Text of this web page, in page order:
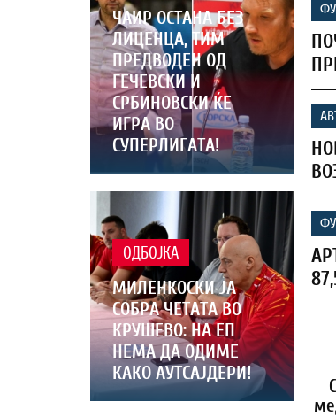
ЧАИР ОСТАНА БЕЗ
ЛИЦЕНЦА, ТИМ
ПРЕДВОДЕН ОД
ГЕЧЕВСКИ И
СРБИНОВСКИ ЌЕ
ИГРА ВО
СУПЕРЛИГАТА!
ОДБОЈКА
МИЛЕНКОСКИ ЈА
СОБРА ЧЕТАТА ВО
КРУШЕВО: НА ЕП
НЕМА ДА ОДИМЕ
КАКО АУТСАЈДЕРИ!